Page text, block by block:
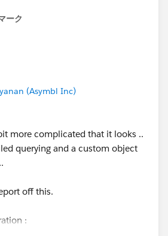
ーク
(Asymbl Inc)
more complicated that it looks ..
querying and a custom object
off this.
: